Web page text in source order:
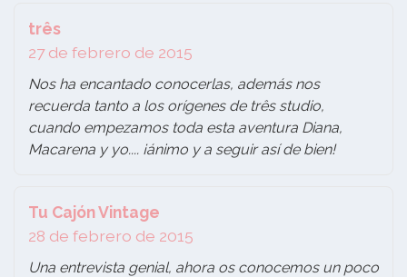
três
27 de febrero de 2015
Nos ha encantado conocerlas, además nos
recuerda tanto a los orígenes de três studio,
cuando empezamos toda esta aventura Diana,
Macarena y yo.... ¡ánimo y a seguir así de bien!
Tu Cajón Vintage
28 de febrero de 2015
Una entrevista genial, ahora os conocemos un poco